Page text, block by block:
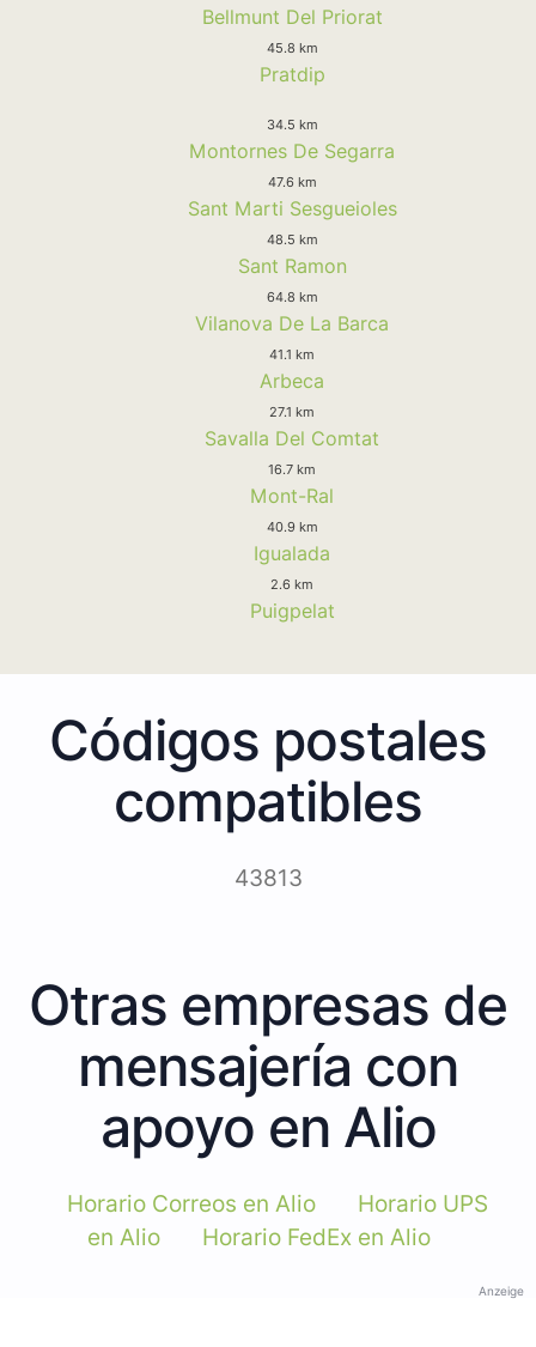
Bellmunt Del Priorat
45.8 km
Pratdip
34.5 km
Montornes De Segarra
47.6 km
Sant Marti Sesgueioles
48.5 km
Sant Ramon
64.8 km
Vilanova De La Barca
41.1 km
Arbeca
27.1 km
Savalla Del Comtat
16.7 km
Mont-Ral
40.9 km
Igualada
2.6 km
Puigpelat
Códigos postales
compatibles
43813
Otras empresas de
mensajería con
apoyo en Alio
Horario Correos en Alio
Horario UPS
en Alio
Horario FedEx en Alio
Anzeige